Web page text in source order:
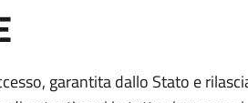
garantita dallo Stato e